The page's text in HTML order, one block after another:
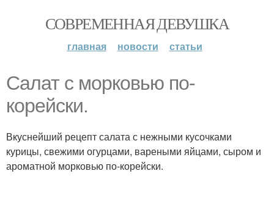
СОВРЕМЕННАЯ ДЕВУШКА
главная новости статьи
Салат с морковью по-
корейски.
Вкуснейший рецепт салата с нежными кусочками
курицы, свежими огурцами, вареными яйцами, сыром и
ароматной морковью по-корейски.